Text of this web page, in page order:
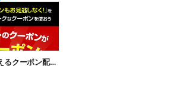
【おトク】お店で使えるクーポン配信中